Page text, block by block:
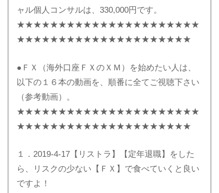
ャル個人コンサルは、330,000円です。
★★★★★★★★★★★★★★★★★★★★★★
★★★★★★★★★★★★★★★★★★★★★
●ＦＸ（海外口座ＦＸのＸＭ）を始めたい人は、
以下の１６本の動画を、順番に全てご視聴下さい
（参考動画）。
★★★★★★★★★★★★★★★★★★★★★★
★★★★★★★★★★★★★★★★★★★★★
１．2019-4-17【リストラ】【定年退職】をした
ら、リスクの少ない【ＦＸ】で食べていくと良い
ですよ！